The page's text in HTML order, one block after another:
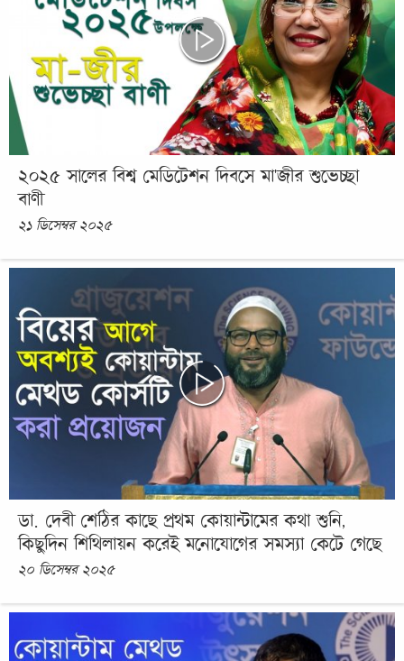
২০২৫ সালের বিশ্ব মেডিটেশন দিবসে মা'জীর শুভেচ্ছা
বাণী
২১ ডিসেম্বর ২০২৫
ডা. দেবী শেঠির কাছে প্রথম কোয়ান্টামের কথা শুনি,
কিছুদিন শিথিলায়ন করেই মনোযোগের সমস্যা কেটে গেছে
২০ ডিসেম্বর ২০২৫